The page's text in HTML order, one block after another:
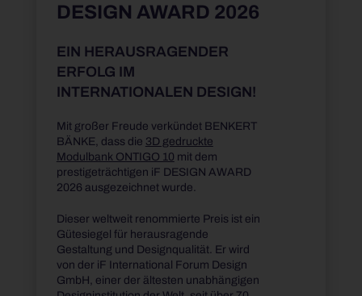
DESIGN AWARD 2026
EIN HERAUSRAGENDER
ERFOLG IM
INTERNATIONALEN DESIGN!
Mit großer Freude verkündet BENKERT
BÄNKE, dass die 3D gedruckte
Modulbank ONTIGO 10 mit dem
prestigeträchtigen iF DESIGN AWARD
2026 ausgezeichnet wurde.
Dieser weltweit renommierte Preis ist ein
Gütesiegel für herausragende
Gestaltung und Designqualität. Er wird
von der iF International Forum Design
GmbH, einer der ältesten unabhängigen